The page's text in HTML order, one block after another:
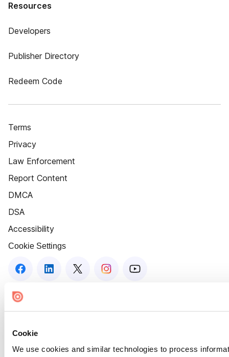
Cookie
We use cookies and similar technologies to process
Resources
Developers
Publisher Directory
Redeem Code
Terms
Privacy
Law Enforcement
Report Content
DMCA
DSA
Accessibility
Cookie Settings